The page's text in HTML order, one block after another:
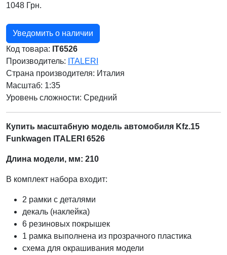
1048 Грн.
Уведомить о наличии
Код товара: IT6526
Производитель: ITALERI
Страна производителя: Италия
Масштаб: 1:35
Уровень сложности: Cредний
Купить масштабную модель автомобиля Kfz.15
Funkwagen ITALERI 6526
Длина модели, мм: 210
В комплект набора входит:
2 рамки с деталями
декаль (наклейка)
6 резиновых покрышек
1 рамка выполнена из прозрачного пластика
схема для окрашивания модели